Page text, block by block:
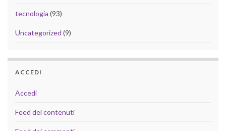
tecnologia (93)
Uncategorized (9)
ACCEDI
Accedi
Feed dei contenuti